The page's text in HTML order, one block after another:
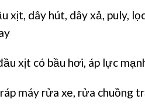
xịt, dây hút, dây xả, puly,
xịt có bầu hơi, áp lực
máy rửa xe, rửa chuồng